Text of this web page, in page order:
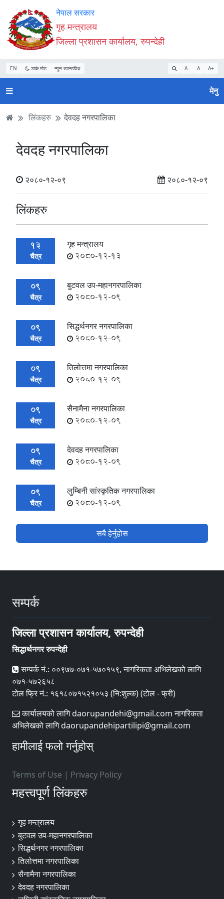
Accessibility
Mode
सुरु
गर्नुहोस्
सामाग्री
पढ्नुहाेस्
नेभिगेसन
पढ्नुहाेस्
वेबसाइट
खोजमा
जानुहोस्
नेपाल सरकार
गृह मन्त्रालय
जिल्ला प्रशासन कार्यालय, रुपन्देही
EN डार्क मोड न्यून व्यान्डविथ A- A A+
मेनु
लिंकहरु देवदह नगरपालिका
देवदह नगरपालिका
२०८०-१२-०९ २०८०-१२-०९
लिंकहरु
13
चैत्र
गृह मन्त्रालय
2080-12-13
09
चैत्र
बुटवल उप-महानगरपालिका
2080-12-09
09
चैत्र
सिद्धर्थनगर नगरपालिका
2080-12-09
09
चैत्र
तिलोत्तमा नगरपालिका
2080-12-09
09
चैत्र
सैनामैना नगरपालिका
2080-12-09
09
चैत्र
देवदह नगरपालिका
2080-12-09
09
चैत्र
लुम्बिनी सांस्कृतिक नगरपालिका
2080-12-09
सबै हेर्नुहोस
सम्पर्क
जिल्ला प्रशासन कार्यालय, रुपन्देही
सिद्धार्थनगर रुपन्देही
सम्पर्क नं.: ००९७७-०७१-५७०१५९, नागरिकता अभिलेखको लागि
०७१-५७२६५८
टोल फ्रि नं.: १६१८०७१५२१०५३ (नि:शुल्क) (टोल - फ्री)
कार्यालयको लागि daorupandehi@gmail.com नागरिकता
अभिलेखको लागि daorupandehipartilipi@gmail.com
हामीलाई फलो गर्नुहोस्
Terms of Use | Privacy Policy
महत्त्वपूर्ण लिंकहरु
गृह मन्त्रालय
बुटवल उप-महानगरपालिका
सिद्धर्थनगर नगरपालिका
तिलोत्तमा नगरपालिका
सैनामैना नगरपालिका
देवदह नगरपालिका